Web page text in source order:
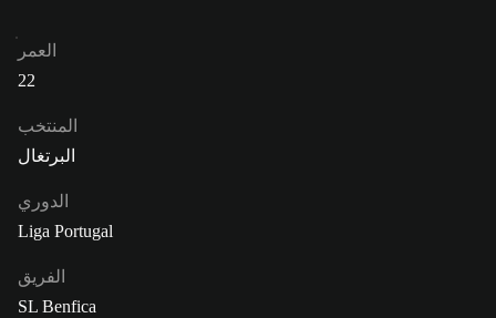
العمر
22
المنتخب
البرتغال
الدوري
Liga Portugal
الفريق
SL Benfica